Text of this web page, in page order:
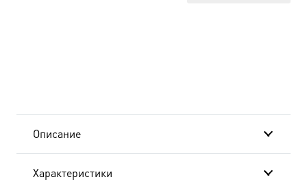
киоте
Описание
Характеристики